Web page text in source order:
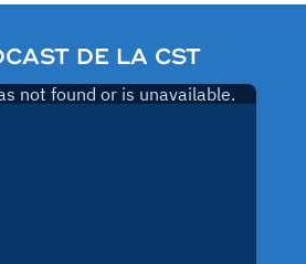
DE LA CST